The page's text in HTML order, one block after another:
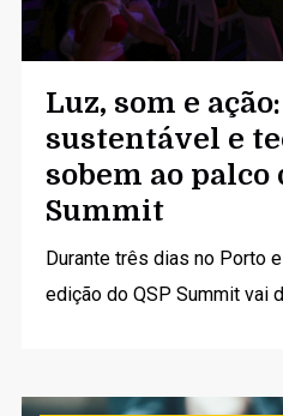
Luz, som e
sustentável e
sobem ao palco
Summit
Durante três dias no Porto
edição do QSP Summit vai